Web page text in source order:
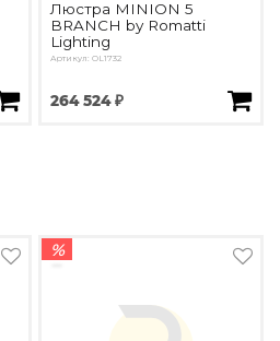
Люстра MINION 5
BRANCH by Romatti
Lighting
Артикул: OL1732
264 524 ₽
%